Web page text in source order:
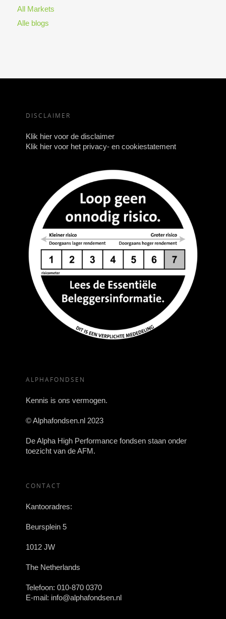
All Markets
Alle blogs
DISCLAIMER
Klik hier voor de disclaimer
Klik hier voor het privacy- en cookiestatement
ALPHAFONDSEN
Kennis is ons vermogen.
© Alphafondsen.nl 2023
De Alpha High Performance fondsen staan onder
toezicht van de AFM.
CONTACT
Kantooradres:
Beursplein 5
1012 JW
The Netherlands
Telefoon: 010-870 0370
E-mail: info@alphafondsen.nl